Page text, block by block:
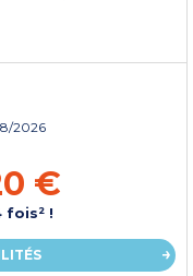
2026
€
fois² !